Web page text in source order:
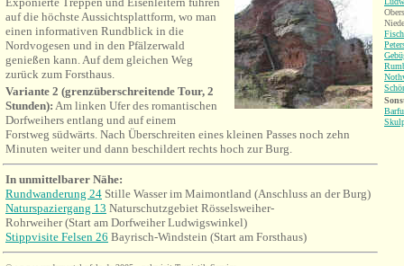
auf die höchste Aussichtsplattform, wo man
einen informativen Rundblick in die
Nordvogesen und in den Pfälzerwald
genießen kann.Auf dem gleichen Weg
zurück zum Forsthaus.
Variante 2 (grenzüberschreitende Tour, 2
Stunden): Am linken Ufer des romantischen
Dorfweihers entlang und auf einem
Forstweg südwärts. Nach Überschreiten eines kleinen Passes noch zehn
Minuten weiter und dann beschildert rechts hoch zur Burg.
In unmittelbarer Nähe:
Rundwanderung 24 Stille Wasser im Maimontland (Anschluss an der Burg)
Naturspaziergang 13 Naturschutzgebiet Rösselsweiher-
Rohrweiher (Start am Dorfweiher Ludwigswinkel)
Stippvisite Felsen 26 Bayrisch-Windstein (Start am Forsthaus)